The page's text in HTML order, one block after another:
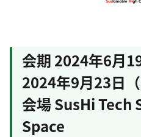
会期 2024年6月
2024年9月23日（
会場 SusHi Tech
Space